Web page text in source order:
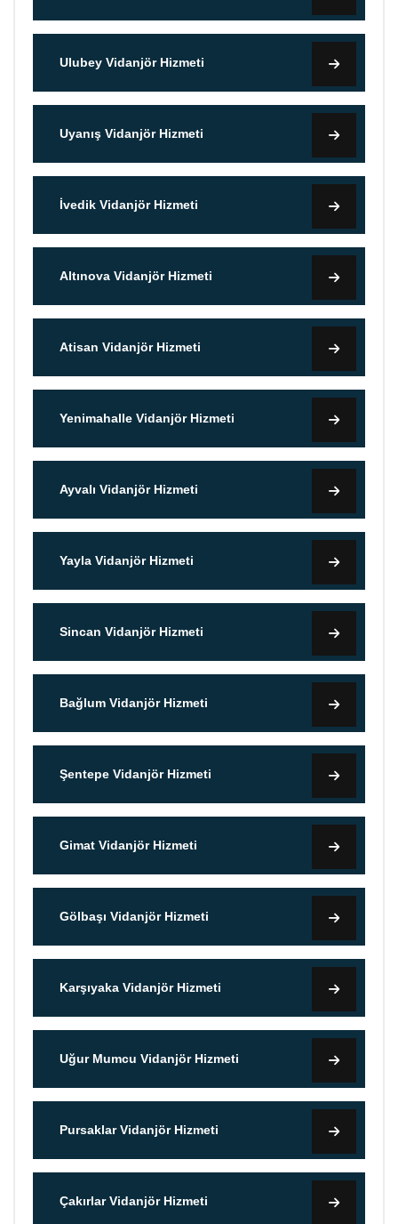
Ulubey Vidanjör Hizmeti
Uyanış Vidanjör Hizmeti
İvedik Vidanjör Hizmeti
Altınova Vidanjör Hizmeti
Atisan Vidanjör Hizmeti
Yenimahalle Vidanjör Hizmeti
Ayvalı Vidanjör Hizmeti
Yayla Vidanjör Hizmeti
Sincan Vidanjör Hizmeti
Bağlum Vidanjör Hizmeti
Şentepe Vidanjör Hizmeti
Gimat Vidanjör Hizmeti
Gölbaşı Vidanjör Hizmeti
Karşıyaka Vidanjör Hizmeti
Uğur Mumcu Vidanjör Hizmeti
Pursaklar Vidanjör Hizmeti
Çakırlar Vidanjör Hizmeti